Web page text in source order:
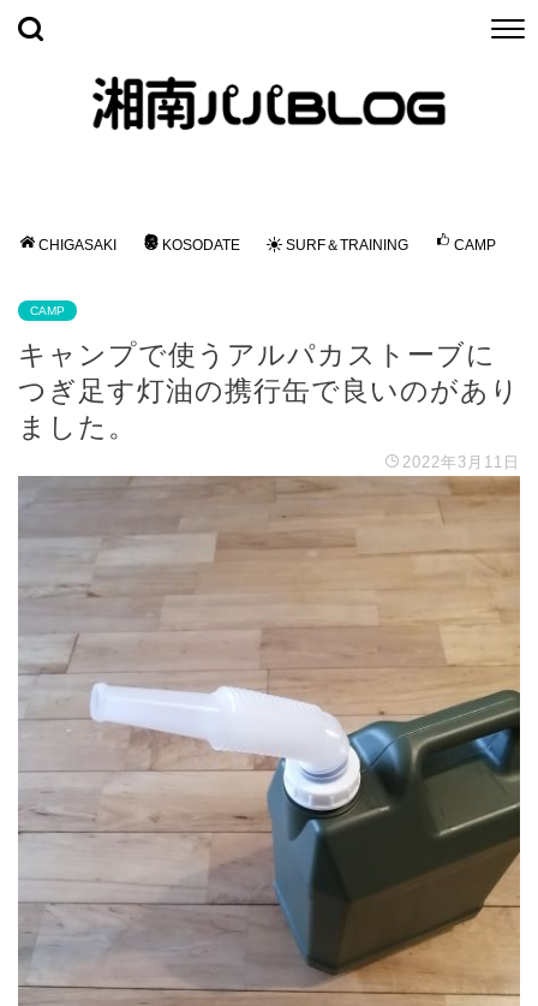
CHIGASAKI KOSODATE SURF＆TRAINING CAMP
CAMP
キャンプで使うアルパカストーブに
つぎ足す灯油の携行缶で良いのがあり
ました。
2022年3月11日